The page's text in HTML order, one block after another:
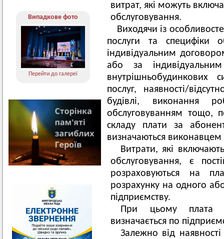
Випадкове фото
Перейти до галереї
витрат, які можуть
обслуговування.
Виходячи із
послуги та специфіки
індивідуальним
або за
внутрішньобудинкових
послуг, наявності/
будівлі, виконання
обслуговуванням тощо,
складу плати за
визначаються виконавцем
Витрати, які
обслуговування, є
розраховуються на
розрахунку на одного
підприємству.
При цьому плата
визначається по
Залежно від наявності